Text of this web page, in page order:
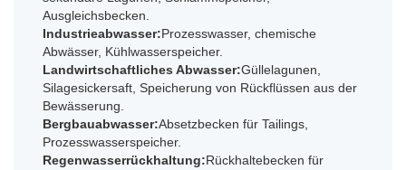
Ausgleichsbecken.
Industrieabwasser:Prozesswasser, chemische
Abwässer, Kühlwasserspeicher.
Landwirtschaftliches Abwasser:Güllelagunen,
Silagesickersaft, Speicherung von Rückflüssen aus der
Bewässerung.
Bergbauabwasser:Absetzbecken für Tailings,
Prozesswasserspeicher.
Regenwasserrückhaltung:Rückhaltebecken für